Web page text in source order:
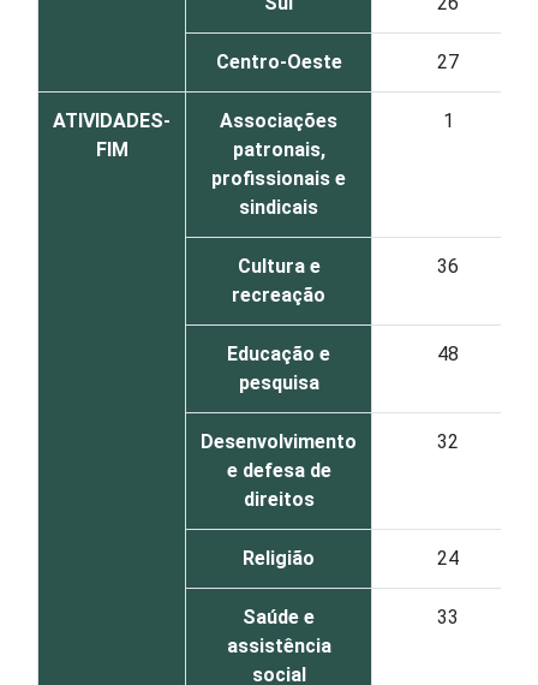
Centro-Oeste 27
ATIVIDADES-
FIM
Associações
patronais,
profissionais e
sindicais
1
Cultura e
recreação
36
Educação e
pesquisa
48
Desenvolvimento
e defesa de
direitos
32
Religião 24
Saúde e
assistência
social
33